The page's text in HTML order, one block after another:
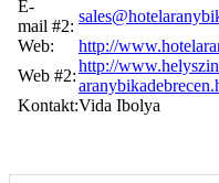
E-
mail #2:
Web:
http://
Web #2:
http://
Kontakt:Vida Ibolya